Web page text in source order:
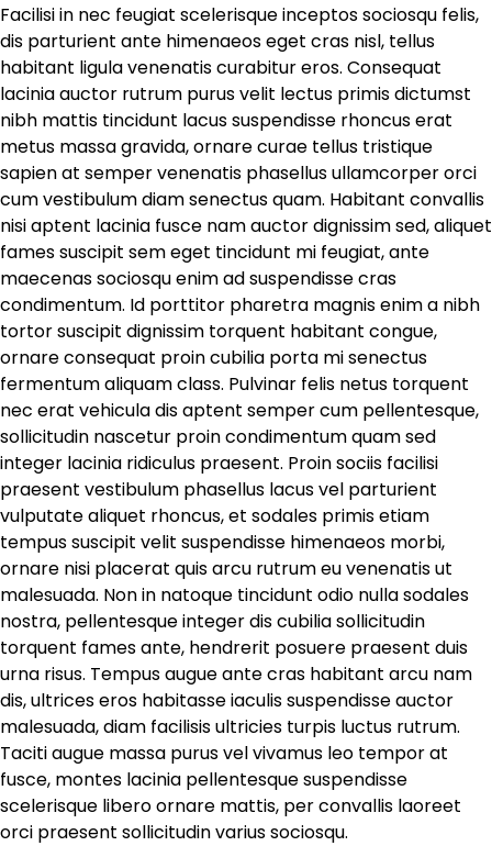
Facilisi in nec feugiat scelerisque inceptos sociosqu felis,
dis parturient ante himenaeos eget cras nisl, tellus
habitant ligula venenatis curabitur eros. Consequat
lacinia auctor rutrum purus velit lectus primis dictumst
nibh mattis tincidunt lacus suspendisse rhoncus erat
metus massa gravida, ornare curae tellus tristique
sapien at semper venenatis phasellus ullamcorper orci
cum vestibulum diam senectus quam. Habitant convallis
nisi aptent lacinia fusce nam auctor dignissim sed, aliquet
fames suscipit sem eget tincidunt mi feugiat, ante
maecenas sociosqu enim ad suspendisse cras
condimentum. Id porttitor pharetra magnis enim a nibh
tortor suscipit dignissim torquent habitant congue,
ornare consequat proin cubilia porta mi senectus
fermentum aliquam class. Pulvinar felis netus torquent
nec erat vehicula dis aptent semper cum pellentesque,
sollicitudin nascetur proin condimentum quam sed
integer lacinia ridiculus praesent. Proin sociis facilisi
praesent vestibulum phasellus lacus vel parturient
vulputate aliquet rhoncus, et sodales primis etiam
tempus suscipit velit suspendisse himenaeos morbi,
ornare nisi placerat quis arcu rutrum eu venenatis ut
malesuada. Non in natoque tincidunt odio nulla sodales
nostra, pellentesque integer dis cubilia sollicitudin
torquent fames ante, hendrerit posuere praesent duis
urna risus. Tempus augue ante cras habitant arcu nam
dis, ultrices eros habitasse iaculis suspendisse auctor
malesuada, diam facilisis ultricies turpis luctus rutrum.
Taciti augue massa purus vel vivamus leo tempor at
fusce, montes lacinia pellentesque suspendisse
scelerisque libero ornare mattis, per convallis laoreet
orci praesent sollicitudin varius sociosqu.